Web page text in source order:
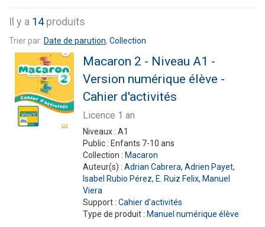
Il y a 14produits
Trier par: Date de parution, Collection
Macaron 2 - Niveau A1 -
Version numérique élève -
Cahier d'activités
Licence 1 an
Niveaux : A1
Public : Enfants 7-10 ans
Collection : Macaron
Auteur(s) : Adrian Cabrera, Adrien Payet,
Isabel Rubio Pérez, E. Ruiz Felix, Manuel
Viera
Support : Cahier d'activités
Type de produit : Manuel numérique élève